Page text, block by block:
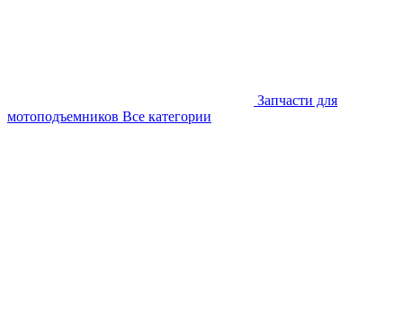
Запчасти для
мотоподъемников Все категории